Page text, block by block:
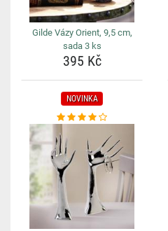
Gilde Vázy Orient, 9,5 cm,
sada 3 ks
395 Kč
NOVINKA